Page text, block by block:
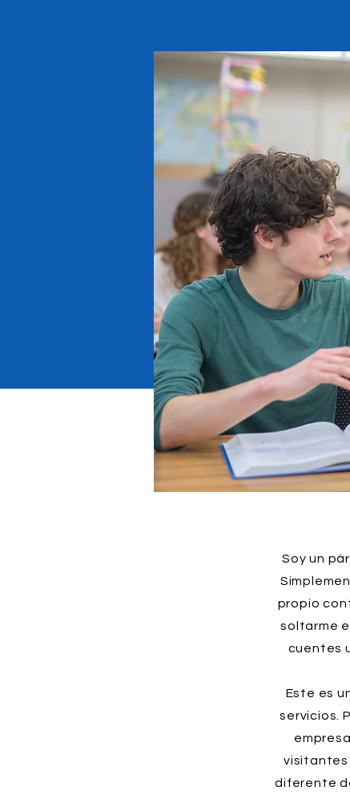
Soy un
propio
soltarme
cuentes
Este es
servicios.
visitantes
diferente